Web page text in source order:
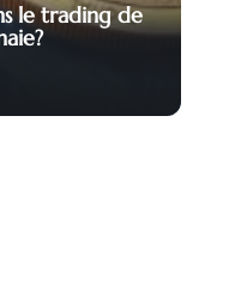
le trading de